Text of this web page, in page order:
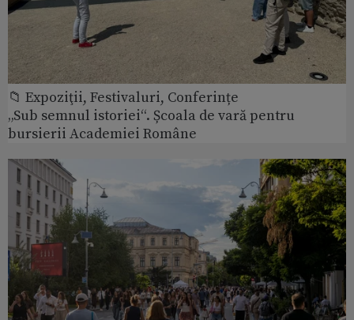
📁 Expoziţii, Festivaluri, Conferințe
„Sub semnul istoriei“. Școala de vară pentru
bursierii Academiei Române